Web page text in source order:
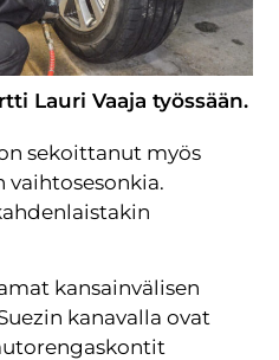
Lauri Vaaja työssään.
sekoittanut myös
vaihtosesonkia.
kansainvälisen
kanavalla ovat